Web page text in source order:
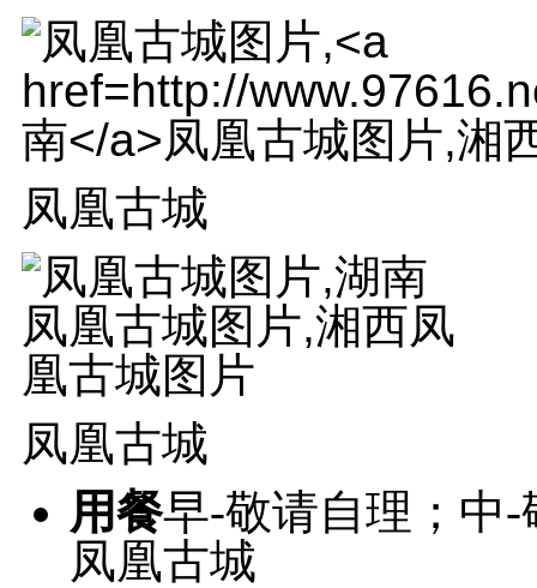
凤凰古城
凤凰古城
用餐早-敬请自理；中
凤凰古城